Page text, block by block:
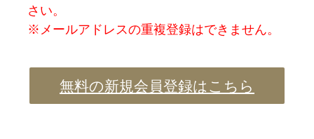
さい。
※メールアドレスの重複登録はできません。
無料の新規会員登録はこちら